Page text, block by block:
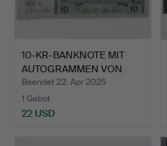
10-KR-BANKNOTE MIT
AUTOGRAMMEN VON
MALMÖ F…
Beendet 22. Apr 2025
1 Gebot
22 USD